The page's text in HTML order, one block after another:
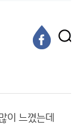
이 느꼈는데